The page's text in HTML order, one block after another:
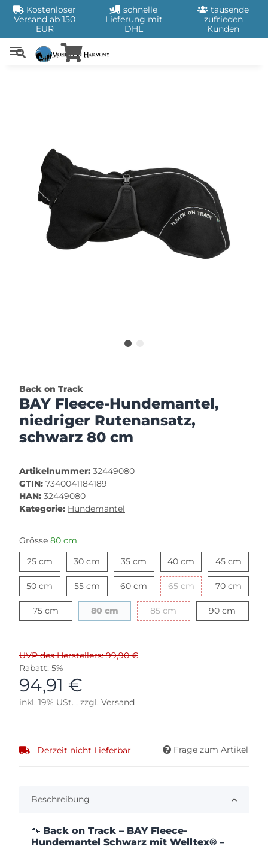
Kostenloser
Versand ab 150
EUR
schnelle
Lieferung mit
DHL
tausende
zufrieden
Kunden
Back on Track
BAY Fleece-Hundemantel,
niedriger Rutenansatz,
schwarz 80 cm
Artikelnummer: 32449080
GTIN: 7340041184189
HAN: 32449080
Kategorie: Hundemäntel
Grösse 80 cm
25 cm25 cm30 cm 30 cm35 cm 35 cm40 cm 40 cm45 cm45 cm
50 cm 50 cm55 cm55 cm60 cm 60 cm65 cm65 cm70 cm70 cm
75 cm75 cm 80 cm80 cm 85 cm 85 cm 90 cm
UVP des Herstellers: 99,90 €
Rabatt: 5%
94,91 €
inkl. 19% USt. , zzgl. Versand
Derzeit nicht Lieferbar Frage zum Artikel
Beschreibung
🐾 Back on Track – BAY Fleece-
Hundemantel Schwarz mit Welltex® –